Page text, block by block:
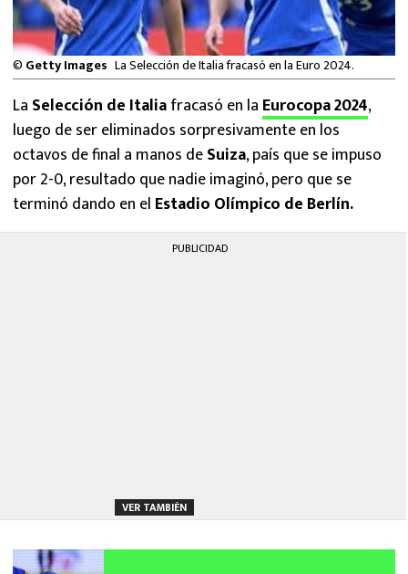
NFL
© Getty Images La Selección de Italia fracasó en la Euro 2024.
La Selección de Italiafracasó en la Eurocopa 2024,
luego de ser eliminados sorpresivamente en los
octavos de final a manos deSuiza, país que se impuso
por 2-0, resultado que nadie imaginó, pero que se
terminó dando en el Estadio Olímpico de Berlín.
PUBLICIDAD
VER TAMBIÉN